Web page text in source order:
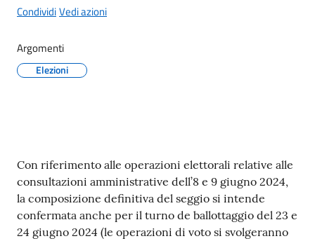
p
e
t
o
Tutti
gli
argomenti...
CondividiVedi azioni
Argomenti
Elezioni
Contenuto
Con riferimento alle operazioni elettorali relative alle
consultazioni amministrative dell’8 e 9 giugno 2024,
la composizione definitiva del seggio si intende
confermata anche per il turno de ballottaggio del 23 e
24 giugno 2024 (le operazioni di voto si svolgeranno